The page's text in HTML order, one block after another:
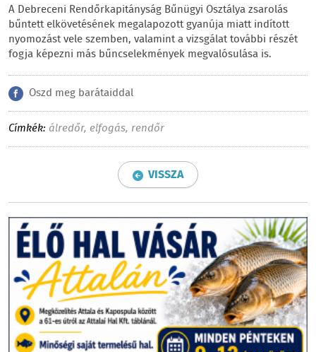
A Debreceni Rendőrkapitányság Bűnügyi Osztálya zsarolás
bűntett elkövetésének megalapozott gyanúja miatt indított
nyomozást vele szemben, valamint a vizsgálat további részét
fogja képezni más bűncselekmények megvalósulása is.
Oszd meg barátaiddal
Címkék: álredőr, elfogás, rendőr
VISSZA